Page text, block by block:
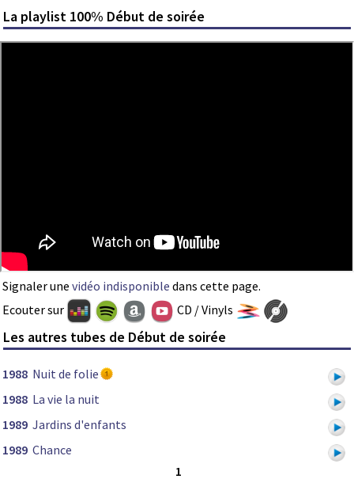
La playlist 100% Début de soirée
Signaler une vidéo indisponible dans cette page.
Ecouter sur
CD / Vinyls
Les autres tubes de Début de soirée
1988 Nuit de folie
1988 La vie la nuit
1989 Jardins d'enfants
1989 Chance
1